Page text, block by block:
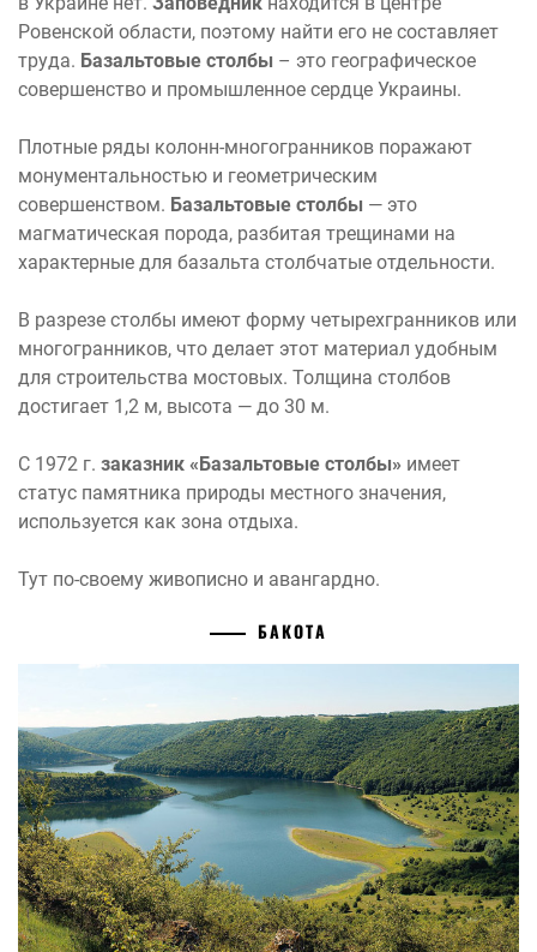
Ровенской области, поэтому найти его не составляет
труда. Базальтовые столбы – это географическое
совершенство и промышленное сердце Украины.
Плотные ряды колонн-многогранников поражают
монументальностью и геометрическим
совершенством. Базальтовые столбы — это
магматическая порода, разбитая трещинами на
характерные для базальта столбчатые отдельности.
В разрезе столбы имеют форму четырехгранников или
многогранников, что делает этот материал удобным
для строительства мостовых. Толщина столбов
достигает 1,2 м, высота — до 30 м.
С 1972 г. заказник «Базальтовые столбы» имеет
статус памятника природы местного значения,
используется как зона отдыха.
Тут по-своему живописно и авангардно.
БАКОТА